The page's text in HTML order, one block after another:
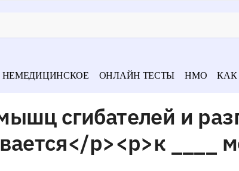
НЕМЕДИЦИНСКОЕ ОНЛАЙН ТЕСТЫ НМО КАК
сгибателей и
p><p>к ____